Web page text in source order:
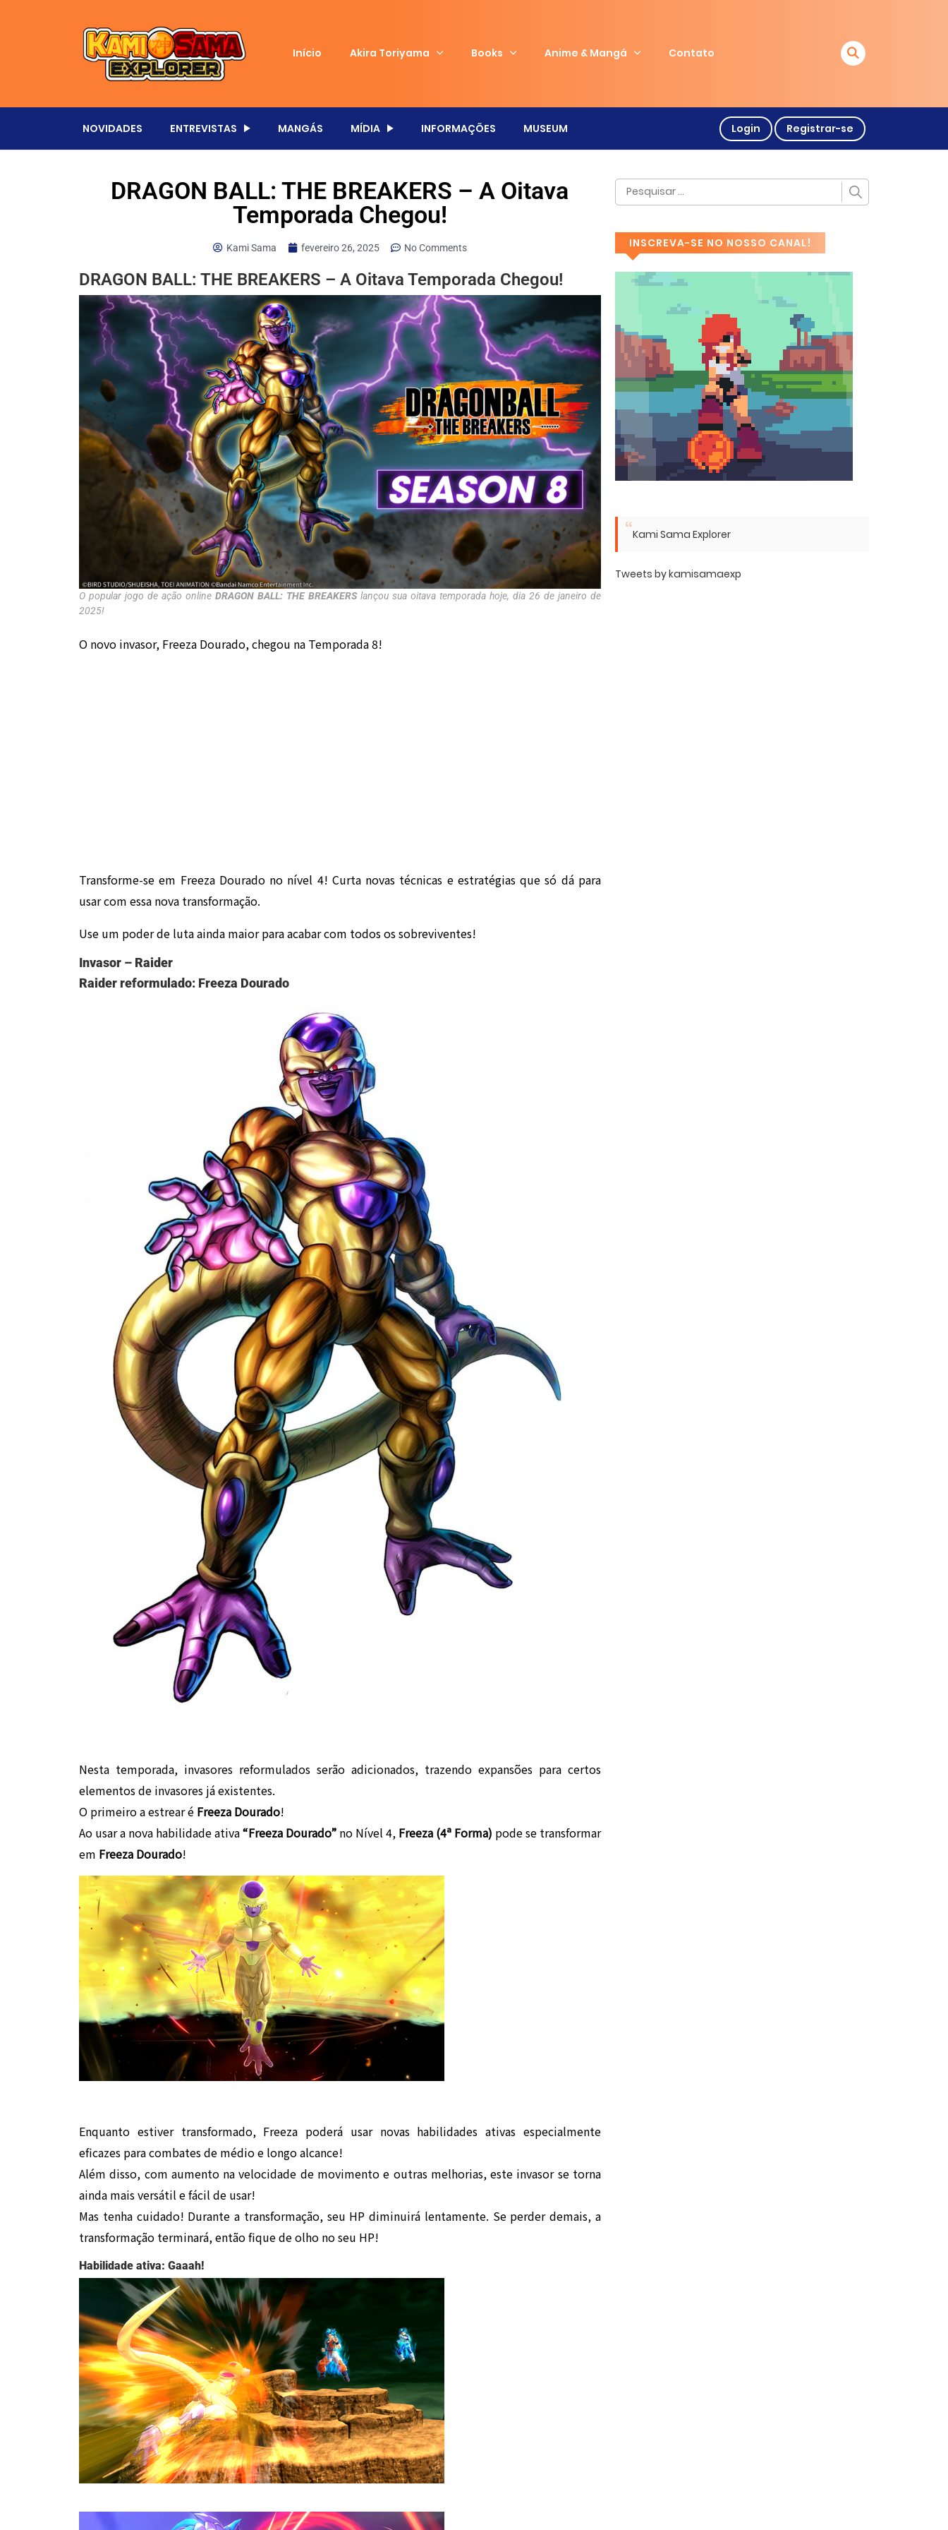
Início Akira Toriyama Books Anime & Mangá Contato
NOVIDADES ENTREVISTAS MANGÁS MÍDIA INFORMAÇÕES MUSEUM Login Registrar-se
DRAGON BALL: THE BREAKERS – A Oitava
Temporada Chegou!
Kami Sama fevereiro 26, 2025 No Comments
DRAGON BALL: THE BREAKERS – A Oitava Temporada Chegou!
O popular jogo de ação online DRAGON BALL: THE BREAKERSlançou sua oitava temporada hoje, dia 26 de janeiro de
2025!
O novo invasor, Freeza Dourado, chegou na Temporada 8!
Transforme-se em Freeza Dourado no nível 4! Curta novas técnicas e estratégias que só dá para
usar com essa nova transformação.
Use um poder de luta ainda maior para acabar com todos os sobreviventes!
Invasor – Raider
Raiderreformulado: Freeza Dourado
Nesta temporada, invasores reformulados serão adicionados, trazendo expansões para certos
elementos de invasores já existentes.
O primeiro a estrear é Freeza Dourado!
Ao usar a nova habilidade ativa“Freeza Dourado” no Nível 4, Freeza (4ª Forma) pode se transformar
em Freeza Dourado!
Enquanto estiver transformado, Freeza poderá usar novas habilidades ativas especialmente
eficazes para combates de médio e longo alcance!
Além disso, com aumento na velocidade de movimento e outras melhorias, este invasor se torna
ainda mais versátil e fácil de usar!
Mas tenha cuidado! Durante a transformação, seu HP diminuirá lentamente. Se perder demais, a
transformação terminará, então fique de olho no seu HP!
Habilidade ativa: Gaaah!
INSCREVA-SE NO NOSSO CANAL!
Kami Sama Explorer
Tweets by kamisamaexp